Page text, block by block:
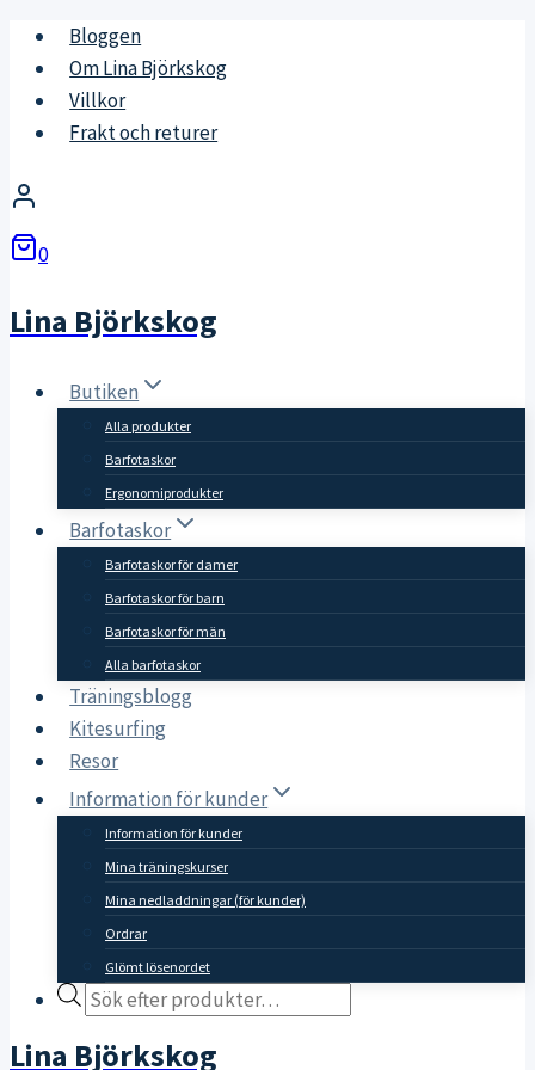
Skip
content
Bloggen
Om Lina Björkskog
Villkor
Frakt och returer
0
Lina Björkskog
Butiken
Alla produkter
Barfotaskor
Ergonomiprodukter
Barfotaskor
Barfotaskor för damer
Barfotaskor för barn
Barfotaskor för män
Alla barfotaskor
Träningsblogg
Kitesurfing
Resor
Information för kunder
Information för kunder
Mina träningskurser
Mina nedladdningar (för kunder)
Ordrar
Glömt lösenordet
Products
Lina Björkskog